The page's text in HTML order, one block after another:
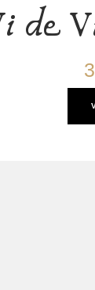
de